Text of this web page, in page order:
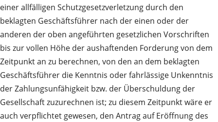
einer allfälligen Schutzgesetzverletzung durch den
beklagten Geschäftsführer nach der einen oder der
anderen der oben angeführten gesetzlichen Vorschriften
bis zur vollen Höhe der aushaftenden Forderung von dem
Zeitpunkt an zu berechnen, von den an dem beklagten
Geschäftsführer die Kenntnis oder fahrlässige Unkenntnis
der Zahlungsunfähigkeit bzw. der Überschuldung der
Gesellschaft zuzurechnen ist; zu diesem Zeitpunkt wäre er
auch verpflichtet gewesen, den Antrag auf Eröffnung des